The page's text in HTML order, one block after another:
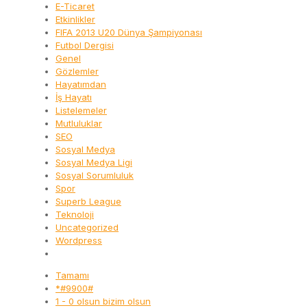
E-Ticaret
Etkinlikler
FIFA 2013 U20 Dünya Şampiyonası
Futbol Dergisi
Genel
Gözlemler
Hayatımdan
İş Hayatı
Listelemeler
Mutluluklar
SEO
Sosyal Medya
Sosyal Medya Ligi
Sosyal Sorumluluk
Spor
Superb League
Teknoloji
Uncategorized
Wordpress
Tamamı
*#9900#
1 - 0 olsun bizim olsun